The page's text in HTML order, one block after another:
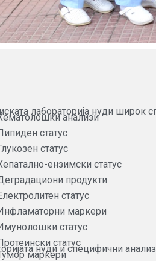
лабораторија нуди широк
анализи
статус
статус
ензимски статус
продукти
статус
маркери
статус
статус
нуди и специфични
маркери